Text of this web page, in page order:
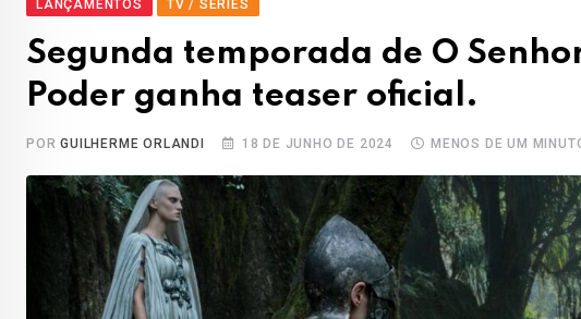
LANÇAMENTOS TV / SÉRIES
Segunda temporada de O
Poder ganha teaser oficial.
PORGUILHERME ORLANDI 18 DE JUNHO DE 2024 MENOS DE UM